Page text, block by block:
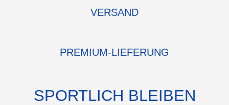
VERSAND
PREMIUM-LIEFERUNG
SPORTLICH BLEIBEN